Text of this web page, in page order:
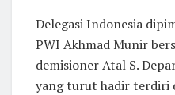
Delegasi Indonesia
PWI Akhmad Munir
demisioner Atal S.
yang turut hadir terdiri